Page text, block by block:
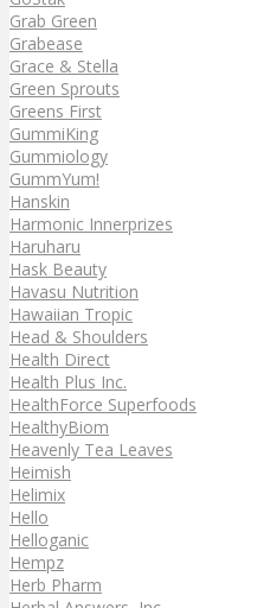
Grab Green
Grabease
Grace & Stella
Green Sprouts
Greens First
GummiKing
Gummiology
GummYum!
Hanskin
Harmonic Innerprizes
Haruharu
Hask Beauty
Havasu Nutrition
Hawaiian Tropic
Head & Shoulders
Health Direct
Health Plus Inc.
HealthForce Superfoods
HealthyBiom
Heavenly Tea Leaves
Heimish
Helimix
Hello
Helloganic
Hempz
Herb Pharm